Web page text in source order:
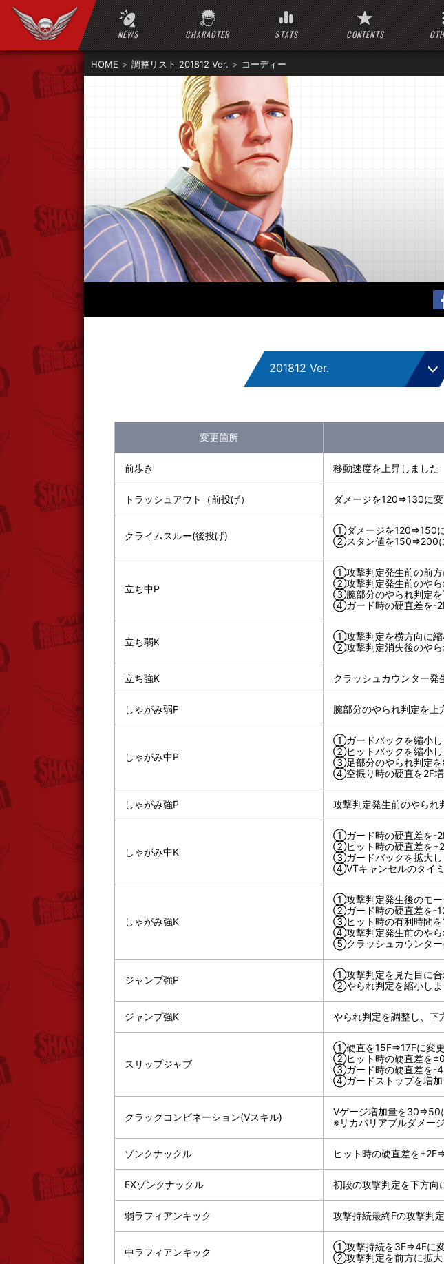
NEWS CHARACTER STATS CONTENTS
HOME 調整リスト 201812 Ver. コーディー
201812 Ver.
CE202102 Ver.
変更箇所
前歩き 移動速度を上昇しました
トラッシュアウト（前投げ） ダメージを120⇒130に
クライムスルー(後投げ)
①ダメージを120⇒150
②スタン値を150⇒200
立ち中P
①攻撃判定発生前の前方
②攻撃判定発生前のやら
③腕部分のやられ判定を
④ガード時の硬直差を-
立ち弱K
①攻撃判定を横方向に縮
②攻撃判定消失後のやら
立ち強K クラッシュカウンター
しゃがみ弱P 腕部分のやられ判定を上
しゃがみ中P
①ガードバックを縮小し
②ヒットバックを縮小し
③足部分のやられ判定を
④空振り時の硬直を2F
しゃがみ強P 攻撃判定発生前のやられ
しゃがみ中K
①ガード時の硬直差を-
②ヒット時の硬直差を
③ガードバックを拡大し
④VTキャンセルのタイ
しゃがみ強K
①攻撃判定発生後のモー
②ガード時の硬直差を-
③ヒット時の有利時間を
④攻撃判定発生前のやら
⑤クラッシュカウンター
ジャンプ強P
①攻撃判定を見た目に合
②やられ判定を縮小しま
ジャンプ強K やられ判定を調整し、下
スリップジャブ
①硬直を15F⇒17Fに変
②ヒット時の硬直差を
③ガード時の硬直差を-
④ガードストップを増加
クラックコンビネーション(Vスキル)
Vゲージ増加量を30⇒50
※リカバリアブルダメー
ゾンクナックル ヒット時の硬直差を
EXゾンクナックル 初段の攻撃判定を下方向
弱ラフィアンキック 攻撃持続最終Fの攻撃判
中ラフィアンキック
①攻撃持続を3F⇒4Fに
②攻撃判定を前方に拡大